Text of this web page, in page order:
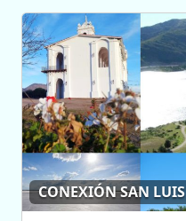
CONEXIÓN SAN LUIS